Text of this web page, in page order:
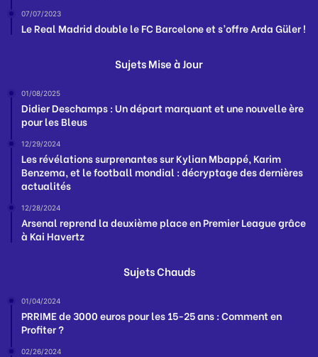
07/07/2023
Le Real Madrid double le FC Barcelone et s’offre Arda Güler !
Sujets Mise à Jour
01/08/2025
Didier Deschamps : Un départ marquant et une nouvelle ère
pour les Bleus
12/29/2024
Les révélations surprenantes sur Kylian Mbappé, Karim
Benzema, et le football mondial : décryptage des dernières
actualités
12/28/2024
Arsenal reprend la deuxième place en Premier League grâce
à Kai Havertz
Sujets Chauds
01/04/2024
PRRIME de 3000 euros pour les 15-25 ans : Comment en
Profiter ?
02/26/2024